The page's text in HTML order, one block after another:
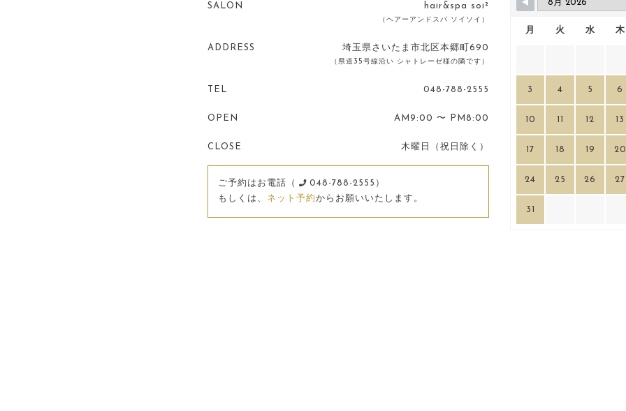
SALON hair&spa soi²
（ヘアーアンドスパ ソイソイ）
ADDRESS 埼玉県さいたま市北区本郷町690
（県道35号線沿い シャトレーゼ様の隣です）
TEL 048-788-2555
OPEN AM9:00 〜 PM8:00
CLOSE 木曜日（祝日除く）
ご予約はお電話（
048-788-2555）
もしくは、 ネット予約からお願いいたします。
月 火 水 木
3 4 5 6
10 11 12 13
17 18 19 20
24 25 26 27
31